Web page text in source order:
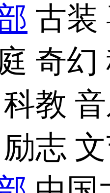
古装
奇幻
科教
励志